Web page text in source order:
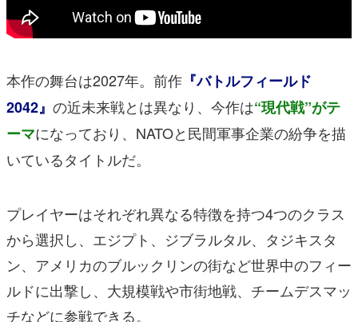
本作の舞台は2027年。前作 『バトルフィールド
2042』 の近未来戦とは異なり、今作は“現代戦”がテ
ーマになっており、NATOと民間軍事企業の紛争を描
いているタイトルだ。
プレイヤーはそれぞれ異なる特徴を持つ4つのクラス
から選択し、エジプト、ジブラルタル、タジキスタ
ン、アメリカのブルックリンの街など世界中のフィー
ルドに出撃し、大規模戦や市街地戦、チームデスマッ
チなどに参戦できる。